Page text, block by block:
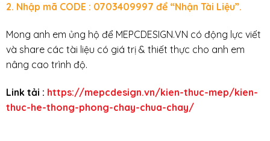
​2. Nhập mã CODE : 0703409997 để “Nhận Tài Liệu”.
Mong anh em ủng hộ để MEPCDESIGN.VN có động lực viết
và share các tài liệu có giá trị & thiết thực cho anh em
nâng cao trình độ.
Link tải : https://mepcdesign.vn/kien-thuc-mep/kien-
thuc-he-thong-phong-chay-chua-chay/